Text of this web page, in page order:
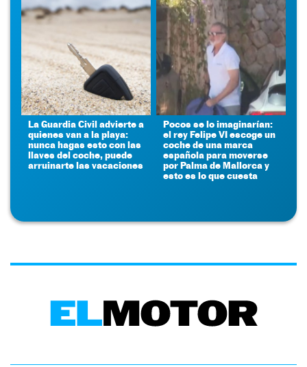
La Guardia Civil advierte a
quienes van a la playa:
nunca hagas esto con las
llaves del coche, puede
arruinarte las vacaciones
Pocos se lo imaginarían:
el rey Felipe VI escoge un
coche de una marca
española para moverse
por Palma de Mallorca y
esto es lo que cuesta